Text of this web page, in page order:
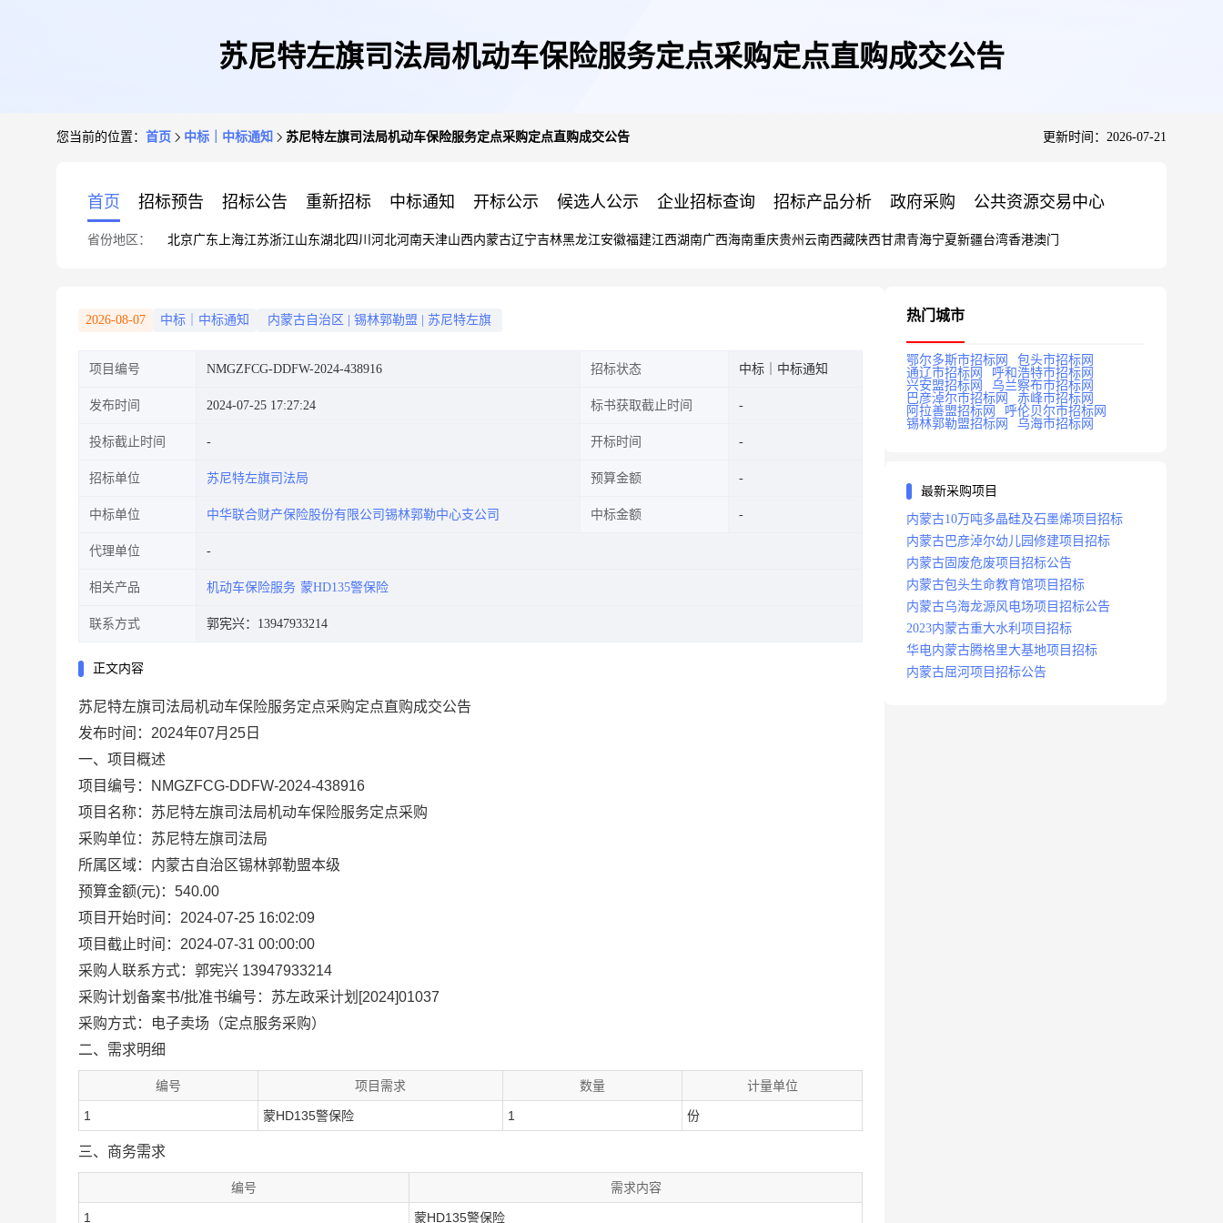
苏尼特左旗司法局机动车保险服务定点采购定点直购成交公告
您当前的位置： 首页 中标｜中标通知 苏尼特左旗司法局机动车保险服务定点采购定点直购成交公告 更新时间：2026-07-21
首页 招标预告 招标公告 重新招标 中标通知 开标公示 候选人公示 企业招标查询 招标产品分析 政府采购 公共资源交易中心
省份地区： 北京广东 上海江苏浙江山东湖北四川 河北河南天津山西内蒙古辽宁吉林黑龙江安徽福建江西湖南广西海南重庆贵州 云南西藏陕西甘肃青海宁夏新疆台湾香港澳门
2026-08-07 中标｜中标通知 内蒙古自治区 锡林郭勒盟 苏尼特左旗
项目编号 NMGZFCG-DDFW-2024-438916 招标状态 中标｜中标通知
发布时间 2024-07-25 17:27:24 标书获取截止时间
投标截止时间 开标时间
招标单位 苏尼特左旗司法局 预算金额
中标单位 中华联合财产保险股份有限公司锡林郭勒中心支公司 中标金额
代理单位
相关产品 机动车保险服务 蒙HD135警保险
联系方式 郭宪兴：13947933214
正文内容
苏尼特左旗司法局机动车保险服务定点采购定点直购成交公告
发布时间：2024年07月25日
一、项目概述
项目编号：NMGZFCG-DDFW-2024-438916
项目名称：苏尼特左旗司法局机动车保险服务定点采购
采购单位：苏尼特左旗司法局
所属区域：内蒙古自治区锡林郭勒盟本级
预算金额(元)：540.00
项目开始时间：2024-07-25 16:02:09
项目截止时间：2024-07-31 00:00:00
采购人联系方式：郭宪兴 13947933214
采购计划备案书/批准书编号：苏左政采计划[2024]01037
采购方式：电子卖场（定点服务采购）
二、需求明细
编号 项目需求 数量 计量单位
1 蒙HD135警保险 1 份
三、商务需求
编号 需求内容
1 蒙HD135警保险
热门城市
鄂尔多斯市招标网
包头市招标网
通辽市招标网
呼和浩特市招标网
兴安盟招标网
乌兰察布市招标网
巴彦淖尔市招标网
赤峰市招标网
阿拉善盟招标网
呼伦贝尔市招标网
锡林郭勒盟招标网
乌海市招标网
最新采购项目
内蒙古10万吨多晶硅及石墨烯项目招标
内蒙古巴彦淖尔幼儿园修建项目招标
内蒙古固废危废项目招标公告
内蒙古包头生命教育馆项目招标
内蒙古乌海龙源风电场项目招标公告
2023内蒙古重大水利项目招标
华电内蒙古腾格里大基地项目招标
内蒙古屈河项目招标公告